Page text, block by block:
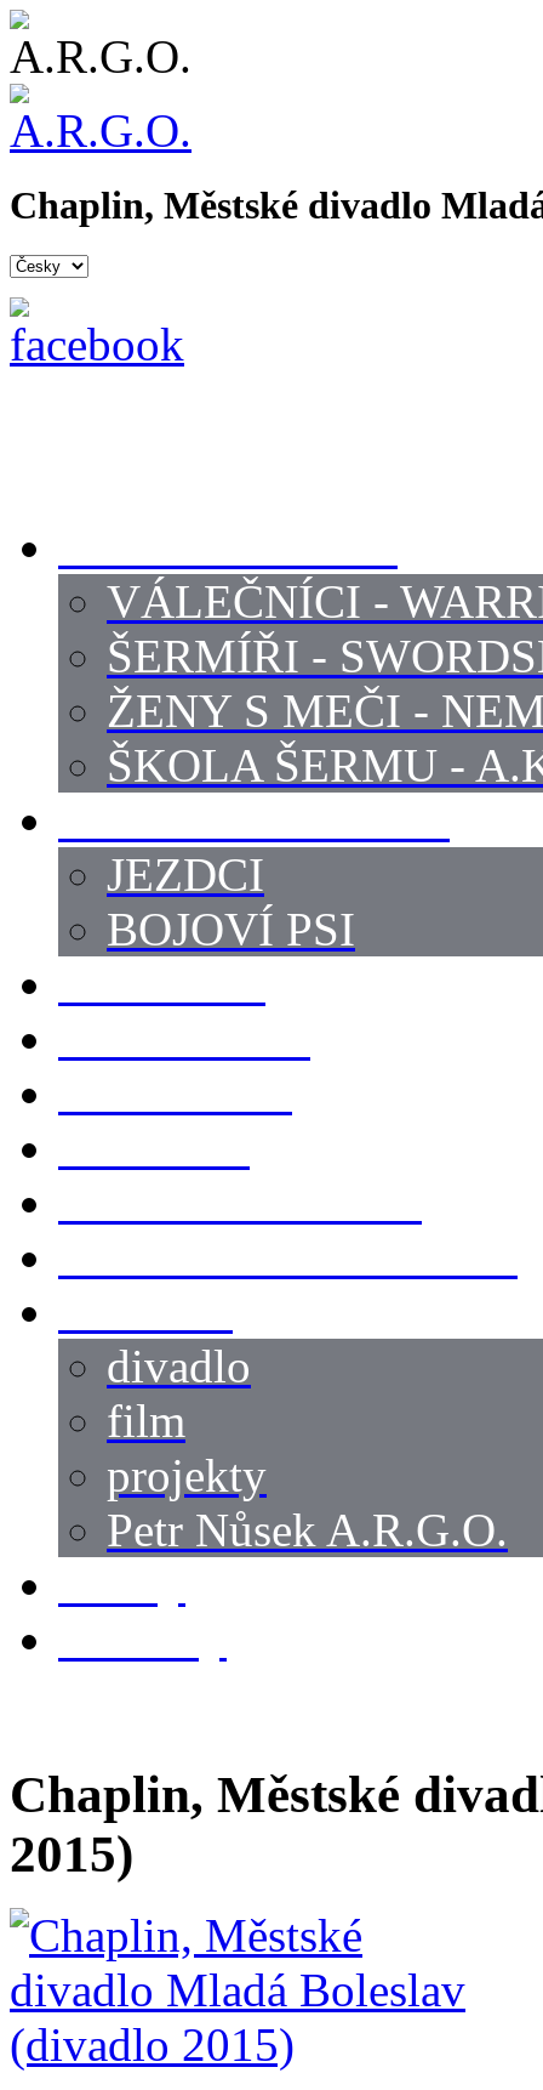
Chaplin, Městské divadlo
VÁLEČNÍCI -
ŠERMÍŘI -
ŽENY S MEČI -
ŠKOLA ŠERMU -
JEZDCI
BOJOVÍ PSI
divadlo
film
projekty
Petr Nůsek A.R.G.O.
Chaplin, Městské
2015)